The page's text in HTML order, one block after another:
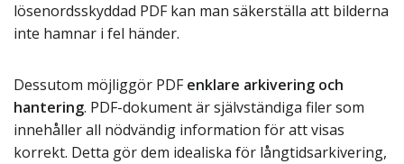
lösenordsskyddad PDF kan man säkerställa att bilderna
inte hamnar i fel händer.
Dessutom möjliggör PDFenklare arkivering och
hantering. PDF-dokument är självständiga filer som
innehåller all nödvändig information för att visas
korrekt. Detta gör dem idealiska för långtidsarkivering,